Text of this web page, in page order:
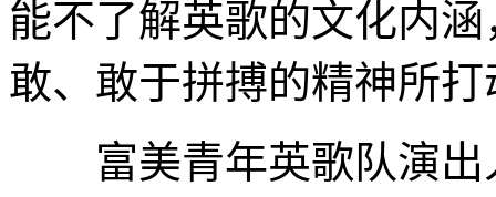
能不了解英歌的文化内
敢、敢于拼搏的精神所打
富美青年英歌队演出